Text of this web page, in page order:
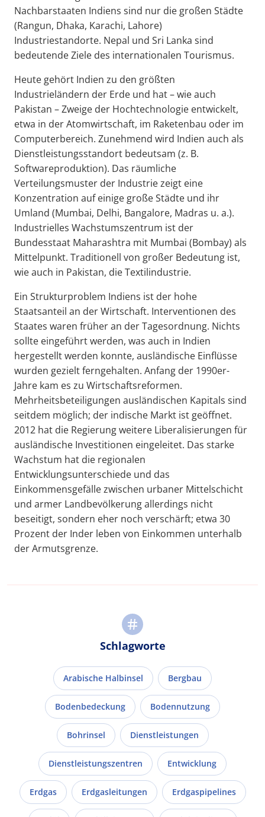
Nachbarstaaten Indiens sind nur die großen Städte
(Rangun, Dhaka, Karachi, Lahore)
Industriestandorte. Nepal und Sri Lanka sind
bedeutende Ziele des internationalen Tourismus.
Heute gehört Indien zu den größten
Industrieländern der Erde und hat – wie auch
Pakistan – Zweige der Hochtechnologie entwickelt,
etwa in der Atomwirtschaft, im Raketenbau oder im
Computerbereich. Zunehmend wird Indien auch als
Dienstleistungsstandort bedeutsam (z. B.
Softwareproduktion). Das räumliche
Verteilungsmuster der Industrie zeigt eine
Konzentration auf einige große Städte und ihr
Umland (Mumbai, Delhi, Bangalore, Madras u. a.).
Industrielles Wachstumszentrum ist der
Bundesstaat Maharashtra mit Mumbai (Bombay) als
Mittelpunkt. Traditionell von großer Bedeutung ist,
wie auch in Pakistan, die Textilindustrie.
Ein Strukturproblem Indiens ist der hohe
Staatsanteil an der Wirtschaft. Interventionen des
Staates waren früher an der Tagesordnung. Nichts
sollte eingeführt werden, was auch in Indien
hergestellt werden konnte, ausländische Einflüsse
wurden gezielt ferngehalten. Anfang der 1990er-
Jahre kam es zu Wirtschaftsreformen.
Mehrheitsbeteiligungen ausländischen Kapitals sind
seitdem möglich; der indische Markt ist geöffnet.
2012 hat die Regierung weitere Liberalisierungen für
ausländische Investitionen eingeleitet. Das starke
Wachstum hat die regionalen
Entwicklungsunterschiede und das
Einkommensgefälle zwischen urbaner Mittelschicht
und armer Landbevölkerung allerdings nicht
beseitigt, sondern eher noch verschärft; etwa 30
Prozent der Inder leben von Einkommen unterhalb
der Armutsgrenze.
Schlagworte
Arabische Halbinsel Bergbau
Bodenbedeckung Bodennutzung
Bohrinsel Dienstleistungen
Dienstleistungszentren Entwicklung
Erdgas Erdgasleitungen Erdgaspipelines